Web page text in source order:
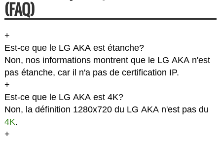
(FAQ)
+
Est-ce que le LG AKA est étanche?
Non, nos informations montrent que le LG AKA n'est
pas étanche, car il n'a pas de certification IP.
+
Est-ce que le LG AKA est 4K?
Non, la définition 1280x720 du LG AKA n'est pas du
4K.
+